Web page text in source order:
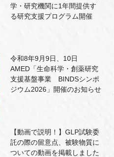
学・研究機関に1年間提供す
る研究支援プログラム開催
令和8年9月9日、10日
AMED「生命科学・創薬研究
支援基盤事業 BINDSシンポ
ジウム2026」開催のお知らせ
【動画で説明！】GLP試験委
託の際の留意点、被験物質に
ついての動画を掲載しました